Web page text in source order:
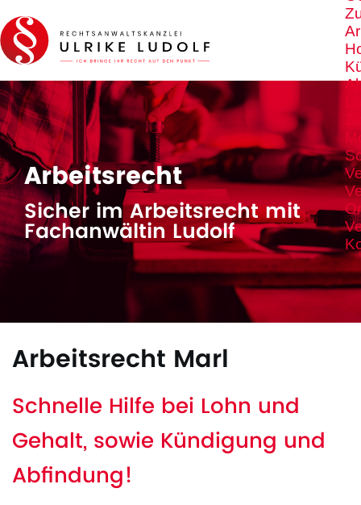
Arbeitsrecht
Sicher im Arbeitsrecht mit
Fachanwältin Ludolf
Arbeitsrecht Marl
Schnelle Hilfe bei Lohn und
Gehalt, sowie Kündigung und
Abfindung!